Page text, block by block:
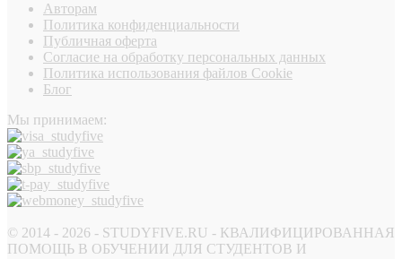
Авторам
Политика конфиденциальности
Публичная оферта
Согласие на обработку персональных данных
Политика использования файлов Cookie
Блог
Мы принимаем:
© 2014 - 2026 - STUDYFIVE.RU - КВАЛИФИЦИРОВАННАЯ
ПОМОЩЬ В ОБУЧЕНИИ ДЛЯ СТУДЕНТОВ И